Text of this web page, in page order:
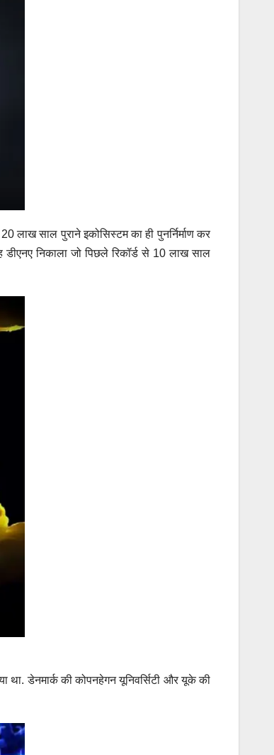
लाख साल पुराने इकोसिस्टम का ही पुनर्निर्माण कर
डीएनए निकाला जो पिछले रिकॉर्ड से 10 लाख साल
था. डेनमार्क की कोपनहेगन यूनिवर्सिटी और यूके की